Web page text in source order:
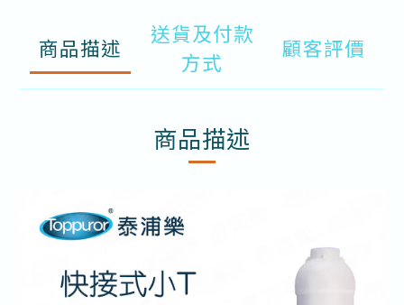
商品描述
送貨及付款
方式
顧客評價
商品描述